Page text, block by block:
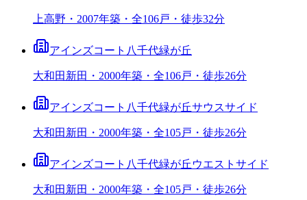
上高野・2007年築・全106戸・徒歩32分
アインズコート八千代緑が丘
大和田新田・2000年築・全106戸・徒歩26分
アインズコート八千代緑が丘サウスサイド
大和田新田・2000年築・全105戸・徒歩26分
アインズコート八千代緑が丘ウエストサイド
大和田新田・2000年築・全105戸・徒歩26分